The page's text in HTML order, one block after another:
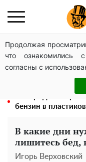
Продолжая
что ознакомились
согласны с
Голая Елена
отвисать челюсти:
Елена Тополя слив
фронтмен
бензин в
В какие дни
лишитесь бед,
Игорь Верховский